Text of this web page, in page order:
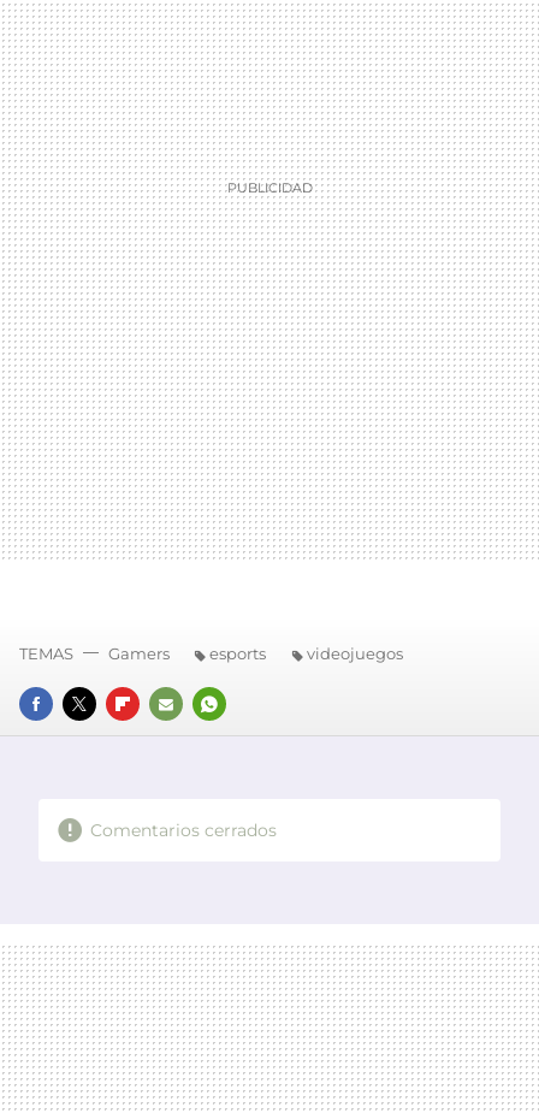
FACEBOOK
TWITTERFLIPBOARD
E-
WHATSAPP
TEMAS Gamers esports videojuegos
Comentarios cerrados